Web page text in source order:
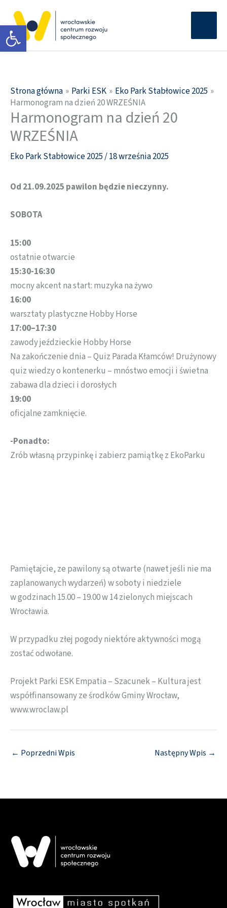
Otwórz pasek narzędzi
treści
Strona główna Parki ESK
Eko Park Stabłowice 2025
Harmonogram na dzień 20 WRZEŚNIA
Harmonogram na dzień 20
WRZEŚNIA
Eko Park Stabłowice 2025/18 września 2025
Od 21.09.2025 pawilon będzie nieczynny.
SOBOTA
15:00
ostatnie otwarcie
15:30-16:30
mocny akcent na start: muzyka na żywo
16:00
warsztaty plastyczne Hobby Horse
17:00–17:30
zawody jeździeckie Hobby Horse
Na zakończenie dnia – Quiz Parada Kłamców! Drużynowy
quiz wiedzy o kontenerku – mnóstwo emocji i świetna
zabawa dla dzieci i dorosłych
19:00
oficjalne zamknięcie.
-Ponadto:
Zrób własną przypinkę i zabierz pamiątkę z EkoParku
Pamiętajcie, ze pawilony są otwarte (nawet jeśli nie ma
zaplanowanych wydarzeń) w soboty i niedziele
w godzinach 15.00 – 19.00 w 14 zielonych miejscach
Wrocławia.
W przypadku złej pogody niektóre aktywności mogą
zostać odwołane.
Projekt Parki ESK Empatia – Szacunek – Kultura jest
współfinansowany ze środków Gminy Wrocław,
www.wroclaw.pl
← Poprzedni Wpis Następny Wpis →